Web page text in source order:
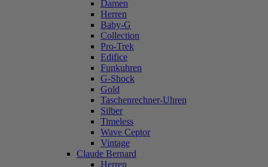
Damen
Herren
Baby-G
Collection
Pro-Trek
Edifice
Funkuhren
G-Shock
Gold
Taschenrechner-Uhren
Silber
Timeless
Wave Ceptor
Vintage
Claude Bernard
Herren